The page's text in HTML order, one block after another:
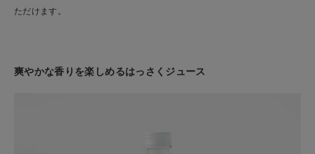
ただけます。
爽やかな香りを楽しめるはっさくジュース